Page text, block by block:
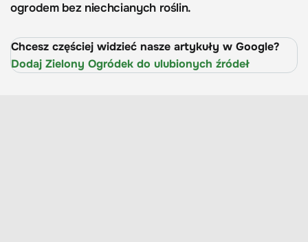
ogrodem bez niechcianych roślin.
Chcesz częściej widzieć nasze artykuły w Google?
Dodaj Zielony Ogródek do ulubionych źródeł